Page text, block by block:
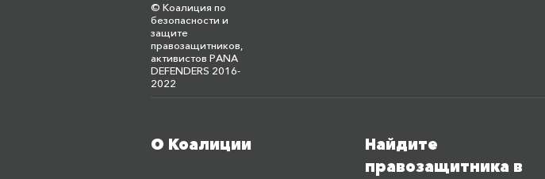
© Коалиция по
безопасности и
защите
правозащитников,
активистов PANA
DEFENDERS 2016-
2022
Меню футера
О Коалиции
Найдите
правозащитника в